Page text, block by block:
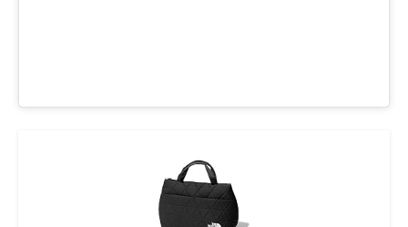
ITエンジニア向け専門サイト